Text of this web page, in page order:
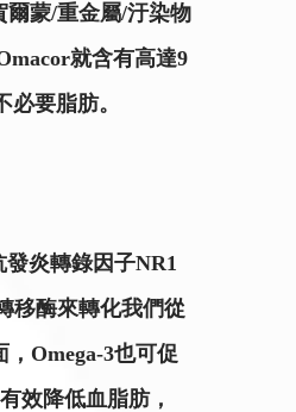
爾蒙/重金屬/汙染物
就含有高達9
必要脂肪。
炎轉錄因子NR1
移酶來轉化我們從
Omega-3也可促
效降低血脂肪，